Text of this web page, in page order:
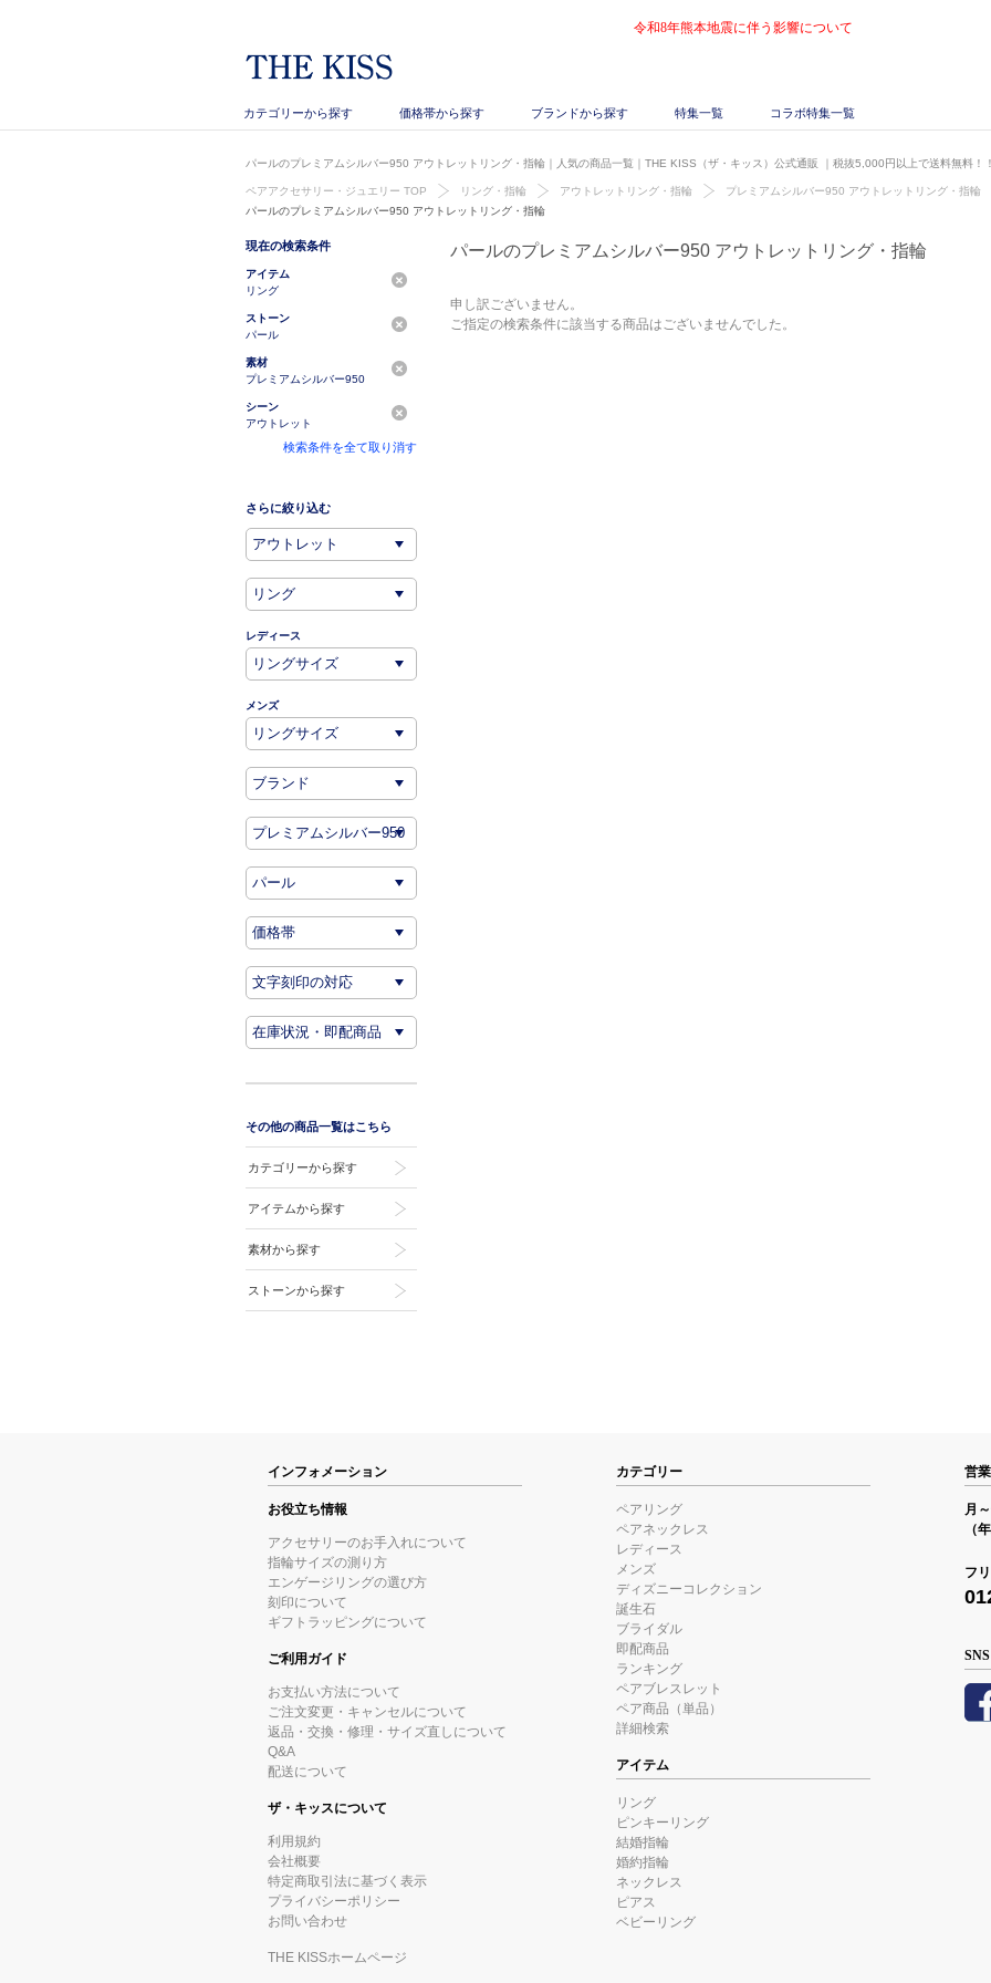
令和8年熊本地震に伴う影響について
カテゴリーから探す 価格帯から探す ブランドから探す 特集一覧 コラボ特集一覧
パールのプレミアムシルバー950 アウトレットリング・指輪｜人気の商品一覧｜THE KISS（ザ・キッス）公式通販 ｜税抜5,000円以上で送料無料！！
ペアアクセサリー・ジュエリー TOP リング・指輪 アウトレットリング・指輪
プレミアムシルバー950 アウトレットリング・指輪
パールのプレミアムシルバー950 アウトレットリング・指輪
パールのプレミアムシルバー950 アウトレットリング・指輪
申し訳ございません。
ご指定の検索条件に該当する商品はございませんでした。
現在の検索条件
アイテム
リング
ストーン
パール
素材
プレミアムシルバー950
シーン
アウトレット
検索条件を全て取り消す
さらに絞り込む
レディース
メンズ
その他の商品一覧はこちら
カテゴリーから探す
アイテムから探す
素材から探す
ストーンから探す
インフォメーション
お役立ち情報
アクセサリーのお手入れについて
指輪サイズの測り方
エンゲージリングの選び方
刻印について
ギフトラッピングについて
ご利用ガイド
お支払い方法について
ご注文変更・キャンセルについて
返品・交換・修理・サイズ直しについて
Q&A
配送について
ザ・キッスについて
利用規約
会社概要
特定商取引法に基づく表示
プライバシーポリシー
お問い合わせ
THE KISSホームページ
カテゴリー
ペアリング
ペアネックレス
レディース
メンズ
ディズニーコレクション
誕生石
ブライダル
即配商品
ランキング
ペアブレスレット
ペア商品（単品）
詳細検索
アイテム
リング
ピンキーリング
結婚指輪
婚約指輪
ネックレス
ピアス
ベビーリング
営
月
（
フ
SNS